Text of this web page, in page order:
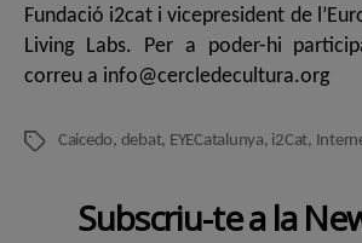
Fundació i2cat i vicepresident de
Living Labs. Per a poder-hi
correu a info@cercledecultura.org
Etiquetes
Caicedo, debat, EYECatalunya, i2Cat,
Subscriu-te a la